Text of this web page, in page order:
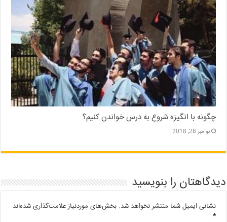
چگونه با انگیزه شروع به درس خواندن کنیم؟
نوامبر 28, 2018
دیدگاهتان را بنویسید
نشانی ایمیل شما منتشر نخواهد شد. بخش‌های موردنیاز علامت‌گذاری شده‌اند
*